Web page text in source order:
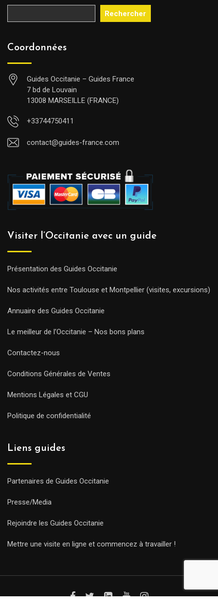
Rechercher
Coordonnées
Guides Occitanie – Guides France
7 bd de Louvain
13008 MARSEILLE (FRANCE)
+33744750411
contact@guides-france.com
Visiter l’Occitanie avec un guide
Présentation des Guides Occitanie
Nos activités entre Toulouse et Montpellier (visites, excursions)
Annuaire des Guides Occitanie
Le meilleur de l’Occitanie – Nos bons plans
Contactez-nous
Conditions Générales de Ventes
Mentions Légales et CGU
Politique de confidentialité
Liens guides
Partenaires de Guides Occitanie
Presse/Media
Rejoindre les Guides Occitanie
Mettre une visite en ligne et commencez à travailler !